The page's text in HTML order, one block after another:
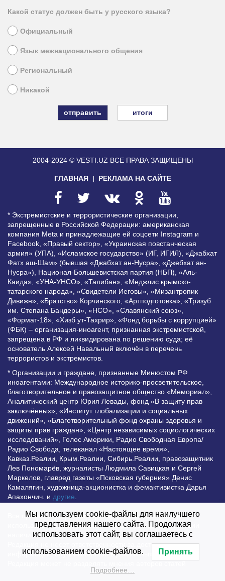
Какой статус должен быть у русского языка?
Официальный
Язык межнационального общения
Региональный
Никакой
итоги
2004-2024 © VESTI.UZ ВСЕ ПРАВА ЗАЩИЩЕНЫ
ГЛАВНАЯ РЕКЛАМА НА САЙТЕ
* Экстремистские и террористические организации,
запрещенные в Российской Федерации: американская
компания Meta и принадлежащие ей соцсети Instagram и
Facebook, «Правый сектор», «Украинская повстанческая
армия» (УПА), «Исламское государство» (ИГ, ИГИЛ), «Джабхат
Фатх аш-Шам» (бывшая «Джабхат ан-Нусра», «Джебхат ан-
Нусра»), Национал-Большевистская партия (НБП), «Аль-
Каида», «УНА-УНСО», «Талибан», «Меджлис крымско-
татарского народа», «Свидетели Иеговы», «Мизантропик
Дивижн», «Братство» Корчинского, «Артподготовка», «Тризуб
им. Степана Бандеры», «НСО», «Славянский союз»,
«Формат-18», «Хизб ут-Тахрир», «Фонд борьбы с коррупцией»
(ФБК) – организация-иноагент, признанная экстремистской,
запрещена в РФ и ликвидирована по решению суда; её
основатель Алексей Навальный включён в перечень
террористов и экстремистов.
* Организации и граждане, признанные Минюстом РФ
иноагентами: Международное историко-просветительское,
благотворительное и правозащитное общество «Мемориал»,
Аналитический центр Юрия Левады, фонд «В защиту прав
заключённых», «Институт глобализации и социальных
движений», «Благотворительный фонд охраны здоровья и
защиты прав граждан», «Центр независимых социологических
исследований», Голос Америки, Радио Свободная Европа/
Радио Свобода, телеканал «Настоящее время»,
Кавказ.Реалии, Крым.Реалии, Сибирь.Реалии, правозащитник
Лев Пономарёв, журналисты Людмила Савицкая и Сергей
Маркелов, главред газеты «Псковская губерния» Денис
Камалягин, художница-акционистка и фемактивистка Дарья
Апахончич. и другие
Все права защищены и охраняются законом. Любое
использование материалов сайта допустимо при условии
наличия активной гиперссылки на Vesti.UZ.
Редакция не несет ответственности за достоверность
информации, опубликованной в рекламных объявлениях.
Мы используем cookie-файлы для наилучшего
представления нашего сайта. Продолжая
использовать этот сайт, вы соглашаетесь с
использованием cookie-файлов. Принять
Подробнее…